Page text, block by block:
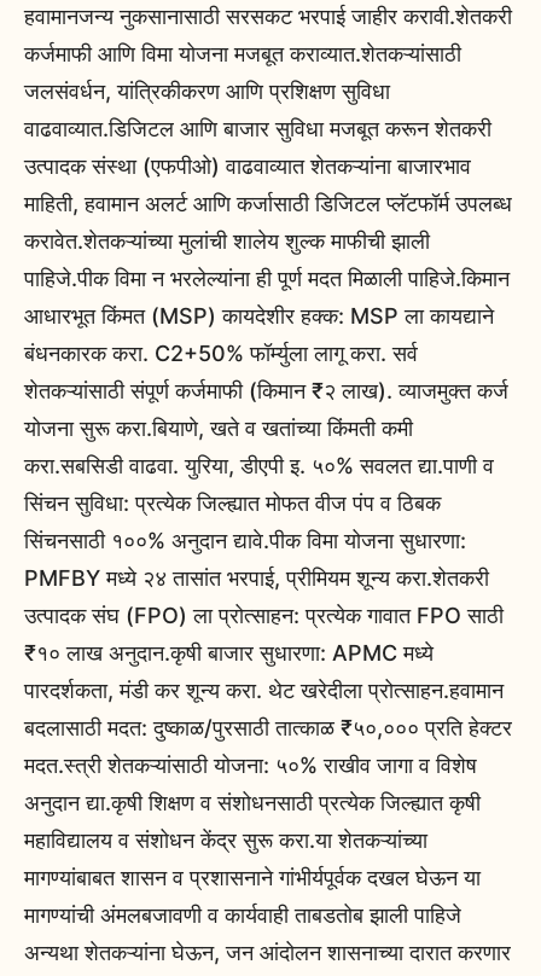
हवामानजन्य नुकसानासाठी सरसकट भरपाई जाहीर करावी.शेतकरी
कर्जमाफी आणि विमा योजना मजबूत कराव्यात.शेतकऱ्यांसाठी
जलसंवर्धन, यांत्रिकीकरण आणि प्रशिक्षण सुविधा
वाढवाव्यात.डिजिटल आणि बाजार सुविधा मजबूत करून शेतकरी
उत्पादक संस्था (एफपीओ) वाढवाव्यात शेतकऱ्यांना बाजारभाव
माहिती, हवामान अलर्ट आणि कर्जासाठी डिजिटल प्लॅटफॉर्म उपलब्ध
करावेत.शेतकऱ्यांच्या मुलांची शालेय शुल्क माफीची झाली
पाहिजे.पीक विमा न भरलेल्यांना ही पूर्ण मदत मिळाली पाहिजे.किमान
आधारभूत किंमत (MSP) कायदेशीर हक्क: MSP ला कायद्याने
बंधनकारक करा. C2+50% फॉर्म्युला लागू करा. सर्व
शेतकऱ्यांसाठी संपूर्ण कर्जमाफी (किमान ₹२ लाख). व्याजमुक्त कर्ज
योजना सुरू करा.बियाणे, खते व खतांच्या किंमती कमी
करा.सबसिडी वाढवा. युरिया, डीएपी इ. ५०% सवलत द्या.पाणी व
सिंचन सुविधा: प्रत्येक जिल्ह्यात मोफत वीज पंप व ठिबक
सिंचनसाठी १००% अनुदान द्यावे.पीक विमा योजना सुधारणा:
PMFBY मध्ये २४ तासांत भरपाई, प्रीमियम शून्य करा.शेतकरी
उत्पादक संघ (FPO) ला प्रोत्साहन: प्रत्येक गावात FPO साठी
₹१० लाख अनुदान.कृषी बाजार सुधारणा: APMC मध्ये
पारदर्शकता, मंडी कर शून्य करा. थेट खरेदीला प्रोत्साहन.हवामान
बदलासाठी मदत: दुष्काळ/पुरसाठी तात्काळ ₹५०,००० प्रति हेक्टर
मदत.स्त्री शेतकऱ्यांसाठी योजना: ५०% राखीव जागा व विशेष
अनुदान द्या.कृषी शिक्षण व संशोधनसाठी प्रत्येक जिल्ह्यात कृषी
महाविद्यालय व संशोधन केंद्र सुरू करा.या शेतकऱ्यांच्या
मागण्यांबाबत शासन व प्रशासनाने गांभीर्यपूर्वक दखल घेऊन या
मागण्यांची अंमलबजावणी व कार्यवाही ताबडतोब झाली पाहिजे
अन्यथा शेतकऱ्यांना घेऊन, जन आंदोलन शासनाच्या दारात करणार